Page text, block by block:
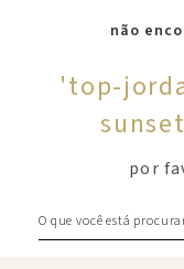
não
'top-
por